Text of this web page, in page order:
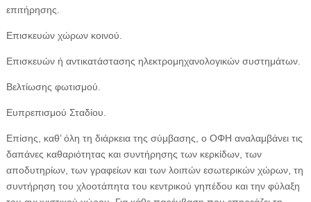
επιτήρησης.
Επισκευών χώρων κοινού.
Επισκευών ή αντικατάστασης ηλεκτρομηχανολογικών συστημάτων.
Βελτίωσης φωτισμού.
Ευπρεπισμού Σταδίου.
Επίσης, καθ’ όλη τη διάρκεια της σύμβασης, ο ΟΦΗ αναλαμβάνει τις
δαπάνες καθαριότητας και συντήρησης των κερκίδων, των
αποδυτηρίων, των γραφείων και των λοιπών εσωτερικών χώρων, τη
συντήρηση του χλοοτάπητα του κεντρικού γηπέδου και την φύλαξη